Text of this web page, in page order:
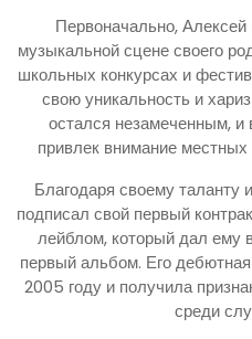
Первоначально,
музыкальной сцене своего
школьных конкурсах и
свою уникальность и
остался незамеченным,
привлек внимание
Благодаря своему таланту
подписал свой первый
лейблом, который дал ему
первый альбом. Его
2005 году и получила
среди